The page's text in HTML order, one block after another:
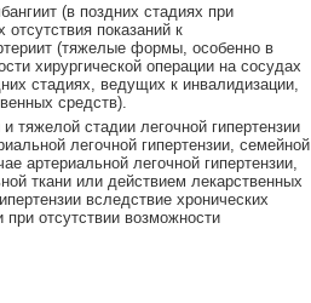
(в поздних стадиях при
показаний к
(тяжелые формы, особенно в
хирургической операции на сосудах
стадиях, ведущих к инвалидизации,
средств).
тяжелой стадии легочной гипертензии
легочной гипертензии, семейной
артериальной легочной гипертензии,
ткани или действием лекарственных
вследствие хронических
отсутствии возможности